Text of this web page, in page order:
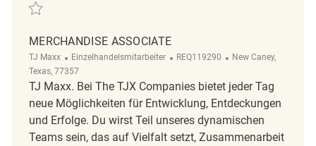
Retten Merchandise Associate REQ96587
MERCHANDISE ASSOCIATE
TJ Maxx Kategorie
Einzelhandelsmitarbeiter ReqId
REQ119290 Ort
New Caney,
Texas, 77357
TJ Maxx. Bei The TJX Companies bietet jeder Tag
neue Möglichkeiten für Entwicklung, Entdeckungen
und Erfolge. Du wirst Teil unseres dynamischen
Teams sein, das auf Vielfalt setzt, Zusammenarbeit